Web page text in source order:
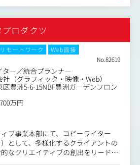
企画・制作
ロダクツ
モートワーク
Web面接
No.82619
ター／統合プランナー
（グラフィック・映像・Web）
区豊洲5-6-15NBF豊洲ガーデンフロン
万円
ブ事業本部にて、コピーライター
）として、多様化するクライアントの
なクリエイティブの創出をリードし